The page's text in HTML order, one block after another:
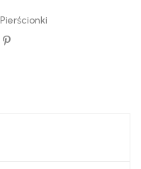
Pierścionki